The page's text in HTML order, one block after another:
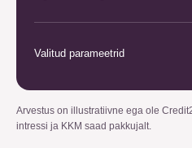
Valitud parameetrid
Arvestus on illustratiivne ega ole
intressi ja KKM saad pakkujalt.